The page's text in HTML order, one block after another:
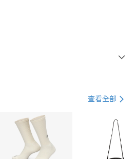
21家銀行
第一商業銀行
查看全部